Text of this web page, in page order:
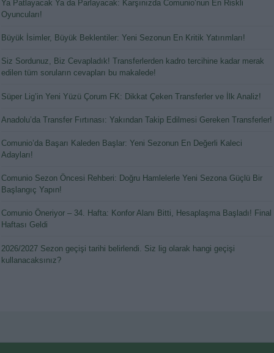
Ya Patlayacak Ya da Parlayacak: Karşınızda Comunio’nun En Riskli
Oyuncuları!
Büyük İsimler, Büyük Beklentiler: Yeni Sezonun En Kritik Yatırımları!
Siz Sordunuz, Biz Cevapladık! Transferlerden kadro tercihine kadar merak
edilen tüm soruların cevapları bu makalede!
Süper Lig’in Yeni Yüzü Çorum FK: Dikkat Çeken Transferler ve İlk Analiz!
Anadolu’da Transfer Fırtınası: Yakından Takip Edilmesi Gereken Transferler!
Comunio’da Başarı Kaleden Başlar: Yeni Sezonun En Değerli Kaleci
Adayları!
Comunio Sezon Öncesi Rehberi: Doğru Hamlelerle Yeni Sezona Güçlü Bir
Başlangıç Yapın!
Comunio Öneriyor – 34. Hafta: Konfor Alanı Bitti, Hesaplaşma Başladı! Final
Haftası Geldi
2026/2027 Sezon geçişi tarihi belirlendi. Siz lig olarak hangi geçişi
kullanacaksınız?